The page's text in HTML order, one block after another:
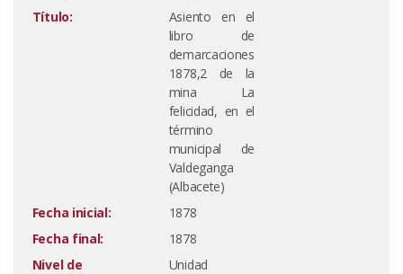
Título:
Asiento en el
libro de
demarcaciones
1878,2 de la
mina La
felicidad, en el
término
municipal de
Valdeganga
(Albacete)
Fecha inicial:
1878
Fecha final:
1878
Nivel de
Unidad